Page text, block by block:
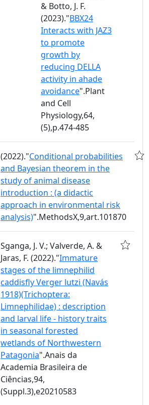
& Botto, J. F.
(2023)."BBX24
Interacts with JAZ3
to promote
growth by
reducing DELLA
activity in ahade
avoidance".Plant
and Cell
Physiology,64,
(5),p.474-485
(2022)."Conditional probabilities
and Bayesian theorem in the
study of animal disease
introduction : (a didactic
approach in environmental risk
analysis)".MethodsX,9,art.101870
Sganga, J. V.; Valverde, A. &
Jaras, F. (2022)."Immature
stages of the limnephilid
caddisfly Verger lutzi (Navás
1918)(Trichoptera:
Limnephilidae) : description
and larval life - history traits
in seasonal forested
wetlands of Northwestern
Patagonia".Anais da
Academia Brasileira de
Ciências,94,
(Suppl.3),e20210583